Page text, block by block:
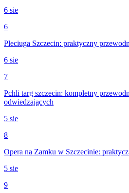
6 sie
6
Pleciuga Szczecin: praktyczny
6 sie
7
Pchli targ szczecin: kompletny
odwiedzających
5 sie
8
Opera na Zamku w Szczecinie:
5 sie
9